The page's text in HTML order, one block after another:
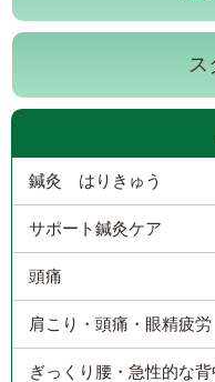
ス
鍼灸 はりきゅう
サポート鍼灸ケア
頭痛
肩こり・頭痛・眼精疲労
ぎっくり腰・急性的な